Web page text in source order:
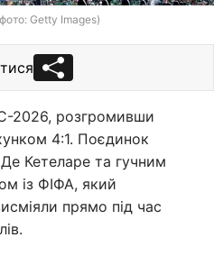
Getty Images)
2026, розгромивши
4:1. Поєдинок
Кетеларе та гучним
із ФІФА, який
прямо під час